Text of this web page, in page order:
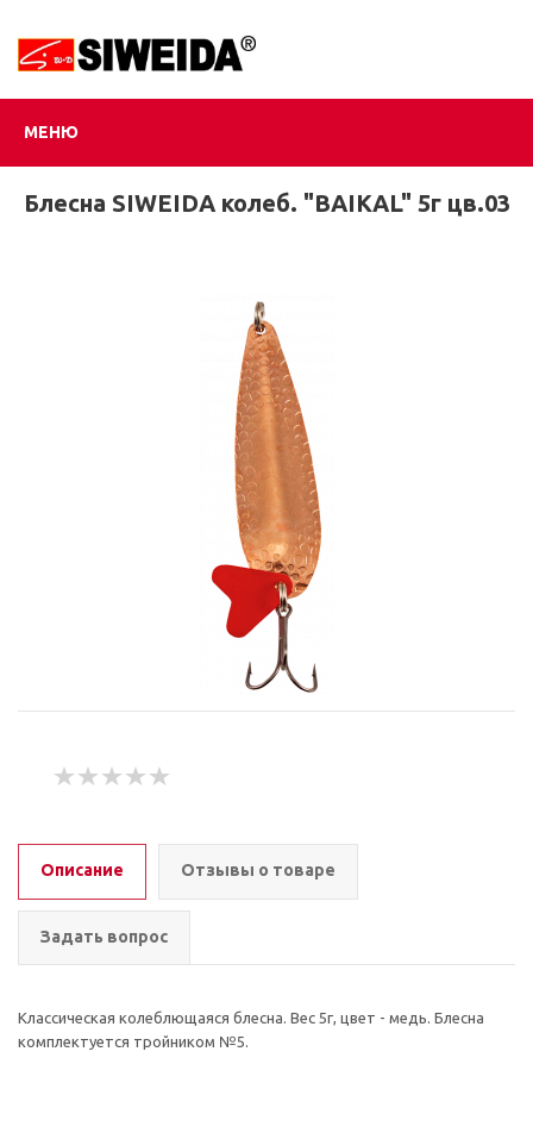
МЕНЮ
Блесна SIWEIDA колеб. "BAIKAL" 5г цв.03
Описание Отзывы о товаре
Задать вопрос
Классическая колеблющаяся блесна. Вес 5г, цвет - медь. Блесна
комплектуется тройником №5.